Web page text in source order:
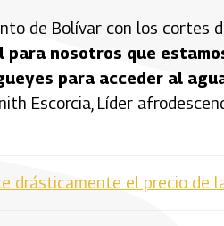
de Bolívar con los cortes
para nosotros que
para acceder al
Escorcia, Líder
drásticamente el precio de